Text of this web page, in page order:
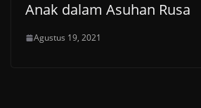
Anak dalam Asuhan Rusa
Agustus 19, 2021